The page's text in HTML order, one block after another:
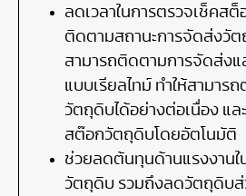
ลดเวลาในการตรวจเช็คส
ติดตามสถานะการจัดส่งวัต
สามารถติดตามการจัดส่ง
แบบเรียลไทม์ ทำให้สามาร
วัตถุดิบได้อย่างต่อเนื่อง แล
สต๊อกวัตถุดิบโดยอัตโนมัติ
ช่วยลดต้นทุนด้านแรงงานใ
วัตถุดิบ รวมถึงลดวัตถุดิบส่